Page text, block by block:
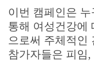
이번 캠페인은
통해 여성건강에
으로써 주체적인
참가자들은 피임